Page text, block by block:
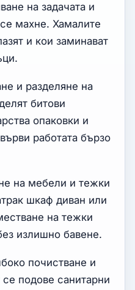
на задачата и
махне. Хамалите
и кои заминават
и разделяне на
битови
опаковки и
работата бързо
на мебели и тежки
шкаф диван или
на тежки
излишно бавене.
почистване и
подове санитарни